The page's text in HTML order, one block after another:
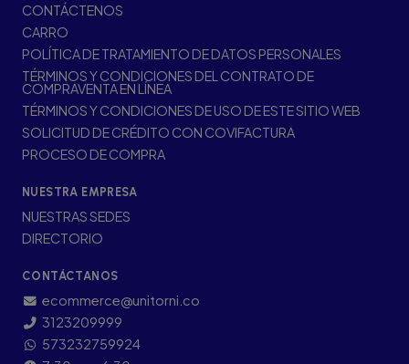
CONTÁCTENOS
CARRO
POLÍTICA DE TRATAMIENTO DE DATOS PERSONALES
TÉRMINOS Y CONDICIONES DEL CONTRATO DE
COMPRAVENTA EN LÍNEA
TÉRMINOS Y CONDICIONES DE USO DE ESTE SITIO WEB
SOLICITUD DE CRÉDITO CON COVIFACTURA
PROCESO DE COMPRA
NUESTRA EMPRESA
NUESTRAS SEDES
DIRECTORIO
CONTÁCTANOS
ecommerce@unitorni.co
3123209999
573232759924